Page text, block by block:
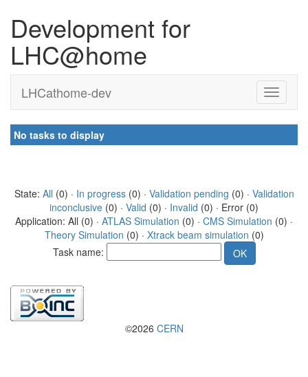
Development for
LHC@home
LHCathome-dev
No tasks to display
State: All (0) · In progress(0) · Validation pending (0) · Validation
inconclusive (0) · Valid (0) · Invalid (0) · Error (0)
Application: All (0) · ATLAS Simulation (0) · CMS Simulation (0) ·
Theory Simulation (0) · Xtrack beam simulation (0)
Task name:
©2026 CERN